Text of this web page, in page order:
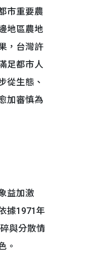
市重要農
地區農地
，台灣許
足都市人
從生態、
加審慎為
益加激
據1971年
與分散情
。